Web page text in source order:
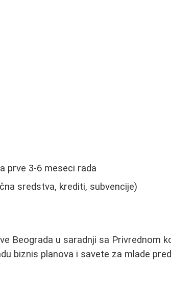
prve 3-6 meseci rada
sredstva, krediti, subvencije)
Beograda u saradnji sa Privrednom
biznis planova i savete za mlade